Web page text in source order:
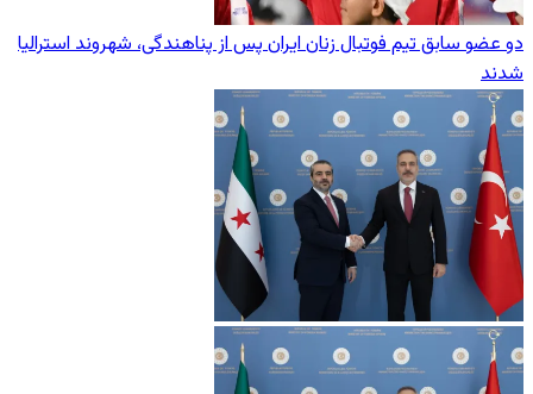
دو عضو سابق تیم فوتبال زنان ایران پس از پناهندگی، شهروند استرالیا
شدند